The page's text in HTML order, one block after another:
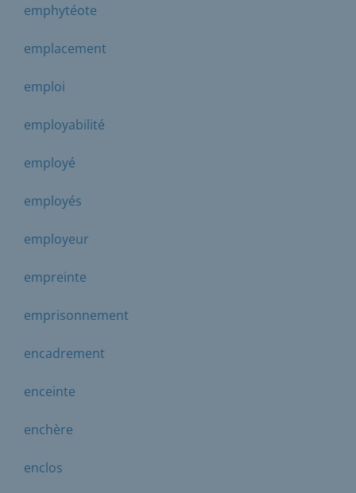
emphytéote
emplacement
emploi
employabilité
employé
employés
employeur
empreinte
emprisonnement
encadrement
enceinte
enchère
enclos